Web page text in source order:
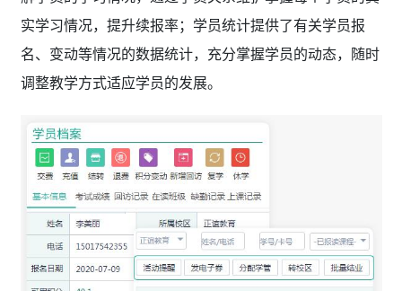
实学习情况，提升续报率；学员统计提供了有关学员报
名、变动等情况的数据统计，充分掌握学员的动态，随时
调整教学方式适应学员的发展。